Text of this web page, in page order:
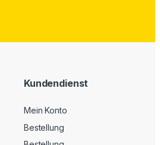
Kundendienst
Mein Konto
Bestellung